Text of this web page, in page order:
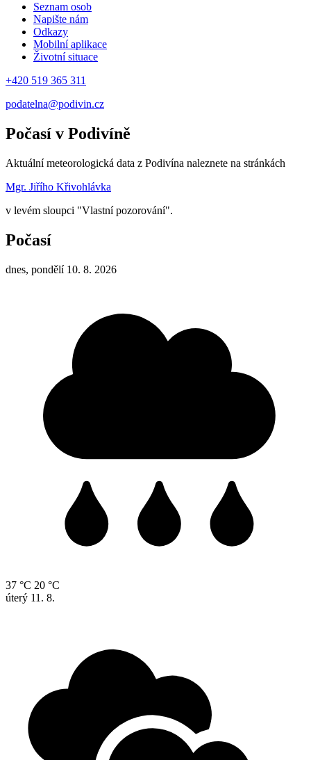
Seznam osob
Napište nám
Odkazy
Mobilní aplikace
Životní situace
+420 519 365 311
podatelna@podivin.cz
Počasí v Podivíně
Aktuální meteorologická data z Podivína naleznete na stránkách
Mgr. Jiřího Křivohlávka
v levém sloupci "Vlastní pozorování".
Počasí
dnes, pondělí 10. 8. 2026
37 °C 20 °C
úterý 11. 8.